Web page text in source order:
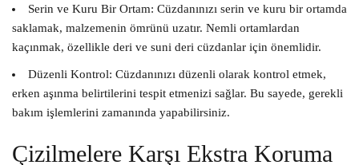
Serin ve Kuru Bir Ortam: Cüzdanınızı serin ve kuru bir ortamda
saklamak, malzemenin ömrünü uzatır. Nemli ortamlardan
kaçınmak, özellikle deri ve suni deri cüzdanlar için önemlidir.
Düzenli Kontrol: Cüzdanınızı düzenli olarak kontrol etmek,
erken aşınma belirtilerini tespit etmenizi sağlar. Bu sayede, gerekli
bakım işlemlerini zamanında yapabilirsiniz.
Çizilmelere Karşı Ekstra Koruma